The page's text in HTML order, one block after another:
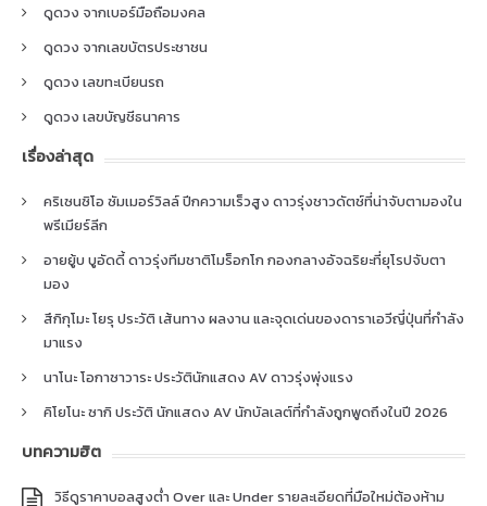
ดูดวง จากเบอร์มือถือมงคล
ดูดวง จากเลขบัตรประชาชน
ดูดวง เลขทะเบียนรถ
ดูดวง เลขบัญชีธนาคาร
เรื่องล่าสุด
คริเซนซิโอ ซัมเมอร์วิลล์ ปีกความเร็วสูง ดาวรุ่งชาวดัตช์ที่น่าจับตามองใน
พรีเมียร์ลีก
อายยู้บ บูอัดดี้ ดาวรุ่งทีมชาติโมร็อกโก กองกลางอัจฉริยะที่ยุโรปจับตา
มอง
สึกิกุโมะ โยรุ ประวัติ เส้นทาง ผลงาน และจุดเด่นของดาราเอวีญี่ปุ่นที่กำลัง
มาแรง
นาโนะ โอกาซาวาระ ประวัตินักแสดง AV ดาวรุ่งพุ่งแรง
คิโยโนะ ซากิ ประวัติ นักแสดง AV นักบัลเลต์ที่กำลังถูกพูดถึงในปี 2026
บทความฮิต
วิธีดูราคาบอลสูงต่ำ Over และ Under รายละเอียดที่มือใหม่ต้องห้าม